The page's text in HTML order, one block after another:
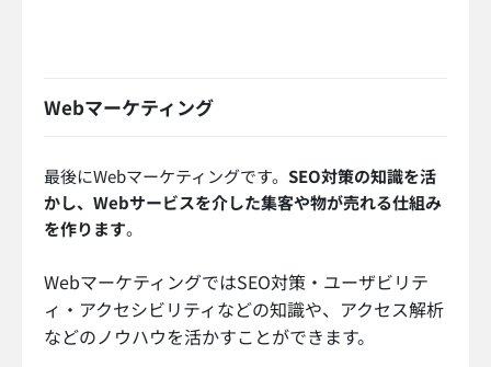
Webマーケティング
最後にWebマーケティングです。 SEO対策の知識を活
かし、Webサービスを介した集客や物が売れる仕組み
を作ります。
WebマーケティングではSEO対策・ユーザビリテ
ィ・アクセシビリティなどの知識や、アクセス解析
などのノウハウを活かすことができます。